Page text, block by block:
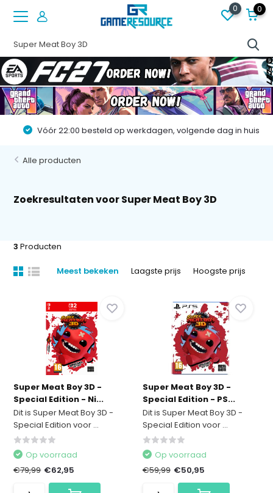
0 0
Vóór 22:00 besteld op werkdagen, volgende dag in huis!
Alle producten
Zoekresultaten voor Super Meat Boy 3D
3 Producten
Meest bekeken Laagste prijs Hoogste prijs
Super Meat Boy 3D -
Special Edition - Ni...
Dit is Super Meat Boy 3D -
Special Edition voor ...
Op voorraad
€79,99 €62,95
Super Meat Boy 3D -
Special Edition - PS...
Dit is Super Meat Boy 3D -
Special Edition voor ...
Op voorraad
€59,99 €50,95